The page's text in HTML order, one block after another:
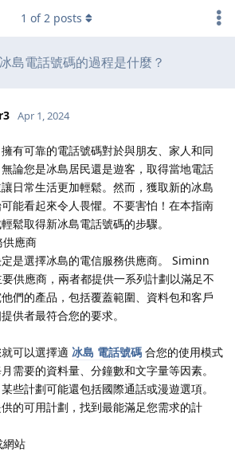
島電話號碼的過程是什麼？
1 of2 posts
Apr 1, 2024
有可靠的電話號碼對於與朋友、家人和同
論您是冰島居民還是遊客，取得當地電話
日常生活更加輕鬆。然而，獲取新的冰島
能看起來令人畏懼。不要害怕！在本指南
鬆取得新冰島電話號碼的步驟。
供應商
是選擇冰島的電信服務供應商。 Siminn
供應商，兩者都提供一系列計劃以滿足不
們的產品，包括覆蓋範圍、資料包和客戶
供者最符合您的要求。
可以選擇適 冰島 電話號碼 合您的使用模式
需要的資料量、分鐘數和文字量等因素。
些計劃可能還包括國際通話或漫遊選項。
的可用計劃，找到最能滿足您需求的計
網站